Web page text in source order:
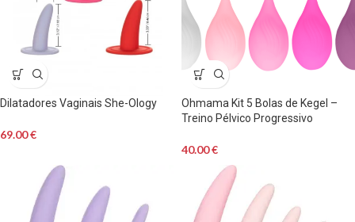
Dilatadores Vaginais She-Ology
69.00€
Ohmama Kit 5 Bolas de Kegel –
Treino Pélvico Progressivo
40.00€